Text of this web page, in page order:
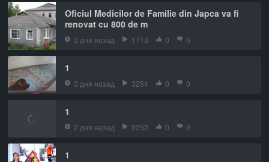
Oficiul Medicilor de Familie din Japca va fi
renovat cu 800 de m
2 дня назад 1713 0 0
1
2 дня назад 3254 0 0
1
2 дня назад 3252 0 0
1